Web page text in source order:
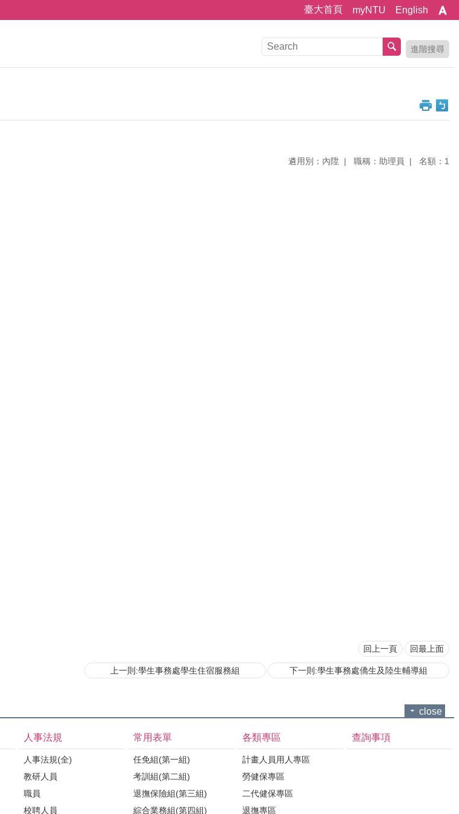
臺大首頁 myNTU English
進階搜尋
遴用別：內陞 職稱：助理員 名額：1
回上一頁 回最上面
上一則:學生事務處學生住宿服務組 下一則:學生事務處僑生及陸生輔導組
close
人事法規
人事法規(全)
教研人員
職員
校聘人員
常用表單
任免組(第一組)
考訓組(第二組)
退撫保險組(第三組)
綜合業務組(第四組)
各類專區
計畫人員用人專區
勞健保專區
二代健保專區
退撫專區
查詢事項